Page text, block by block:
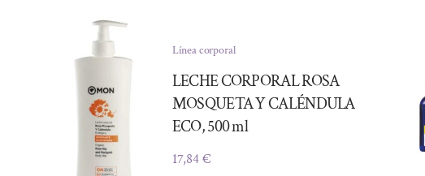
Línea corporal
LECHE CORPORAL ROSA
MOSQUETA Y CALÉNDULA
ECO, 500 ml
17,84€